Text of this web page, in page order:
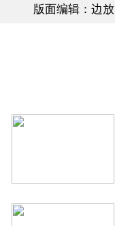
版面编辑：边放